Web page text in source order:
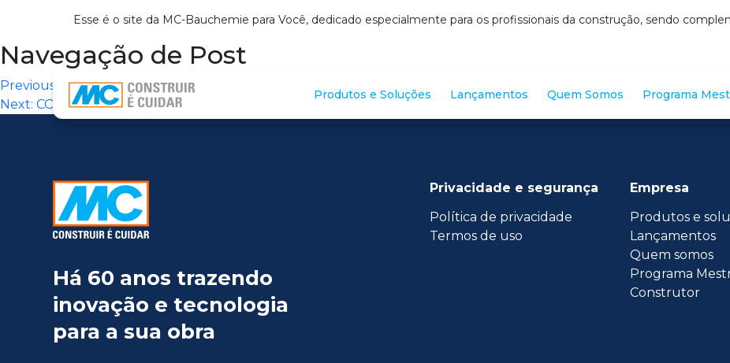
Esse é o site da MC-Bauchemie para Você, dedicado especialmente para os profissionais da construção, sendo
Produtos e Soluções Lançamentos Quem Somos Programa
Navegação de Post
Previous:
DIPROTEC SP (CAMPINAS)
Next: COMERCIAL ANTONIO CARVALHO (SANTO ANDRÉ)
Há 60 anos trazendo
inovação e tecnologia
para a sua obra
Privacidade e segurança
Política de privacidade
Termos de uso
Empresa
Produtos e
Lançamentos
Quem somos
Programa
Construtor